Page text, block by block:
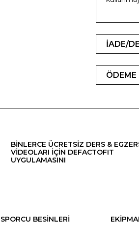
İADE/
ÖDEME
BİNLERCE ÜCRETSİZ DERS &
VİDEOLARI İÇİN DEFACTOFIT
UYGULAMASINI
SPORCU BESİNLERİ